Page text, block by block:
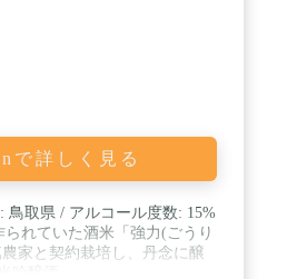
で詳しく見る
鳥取県 / アルコール度数: 15%
れていた酒米「強力(ごうり
家と契約栽培し、丹念に醸